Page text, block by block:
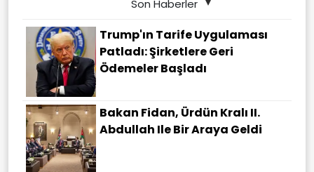
Son Haberler
Trump'ın Tarife Uygulaması
Patladı: Şirketlere Geri
Ödemeler Başladı
Bakan Fidan, Ürdün Kralı II.
Abdullah Ile Bir Araya Geldi